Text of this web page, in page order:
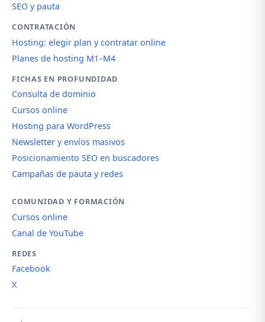
SEO y pauta
CONTRATACIÓN
Hosting: elegir plan y contratar online
Planes de hosting M1–M4
FICHAS EN PROFUNDIDAD
Consulta de dominio
Cursos online
Hosting para WordPress
Newsletter y envíos masivos
Posicionamiento SEO en buscadores
Campañas de pauta y redes
COMUNIDAD Y FORMACIÓN
Cursos online
Canal de YouTube
REDES
Facebook
X